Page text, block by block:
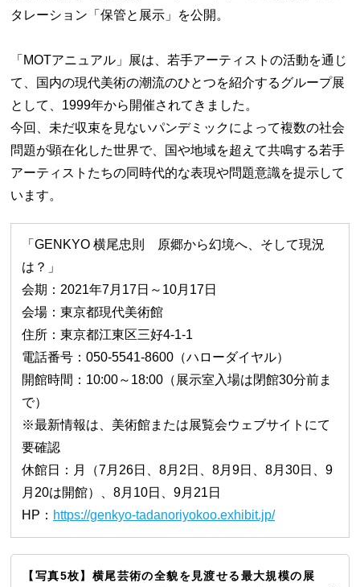
タレーション「保管と展示」を公開。
「MOTアニュアル」展は、若手アーティストの活動を通じ
て、国内の現代美術の潮流のひとつを紹介するグループ展
として、1999年から開催されてきました。
今回、未だ収束を見ないパンデミックによって複数の社会
問題が顕在化した世界で、国や地域を超えて共鳴する若手
アーティストたちの同時代的な表現や問題意識を提示して
います。
「GENKYO 横尾忠則 原郷から幻境へ、そして現況
は？」
会期：2021年7月17日～10月17日
会場：東京都現代美術館
住所：東京都江東区三好4-1-1
電話番号：050-5541-8600（ハローダイヤル）
開館時間：10:00～18:00（展示室入場は閉館30分前ま
で）
※最新情報は、美術館または展覧会ウェブサイトにて
要確認
休館日：月（7月26日、8月2日、8月9日、8月30日、9
月20は開館）、8月10日、9月21日
HP： https://genkyo-tadanoriyokoo.exhibit.jp/
【写真5枚】横尾芸術の全貌を見渡せる最大規模の展